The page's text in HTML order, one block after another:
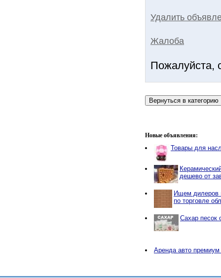
Удалить
Жалоба
Пожалуйста,
Новые объявления:
Товары для
дешево от
Ищем дилеров
по торговле
Сахар песок
Аренда авто